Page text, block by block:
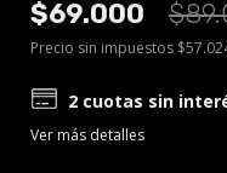
$69.000
Precio sin impuestos
2 cuotas sin
Ver más detalles